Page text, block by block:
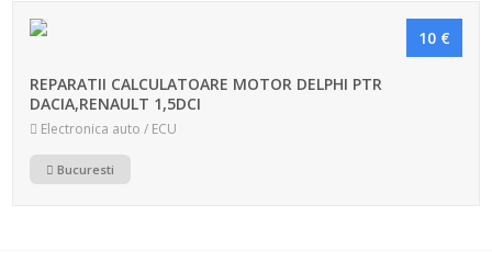
10 €
REPARATII CALCULATOARE MOTOR DELPHI PTR
DACIA,RENAULT 1,5DCI
Electronica auto / ECU
Bucuresti